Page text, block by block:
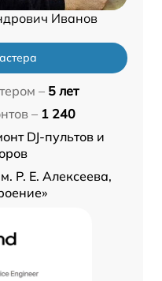
Иванов
– 5 лет
– 1 240
DJ-пультов и
Р. Е. Алексеева,